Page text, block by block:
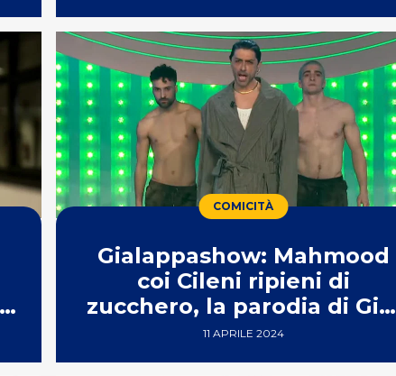
COMICITÀ
Gialappashow: Mahmood
coi Cileni ripieni di
zucchero, la parodia di Gigi
Esposito – VIDEO
11 APRILE 2024